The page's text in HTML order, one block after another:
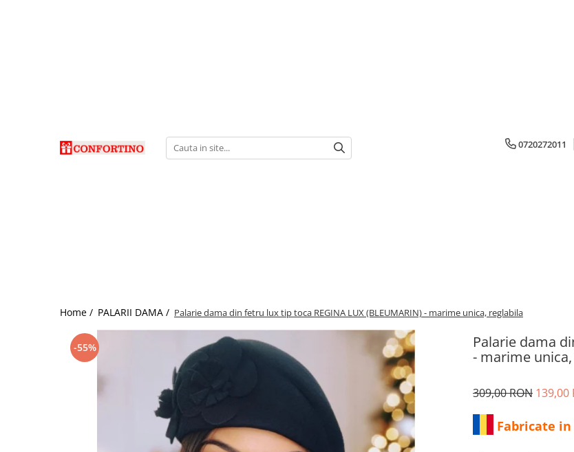
0720272011
Home / PALARII DAMA / Palarie dama din fetru lux tip toca REGINA LUX (BLEUMARIN) - marime unica, reglabila
Palarie dama
- marime
-55%
309,00 RON 139,00
Fabricate in